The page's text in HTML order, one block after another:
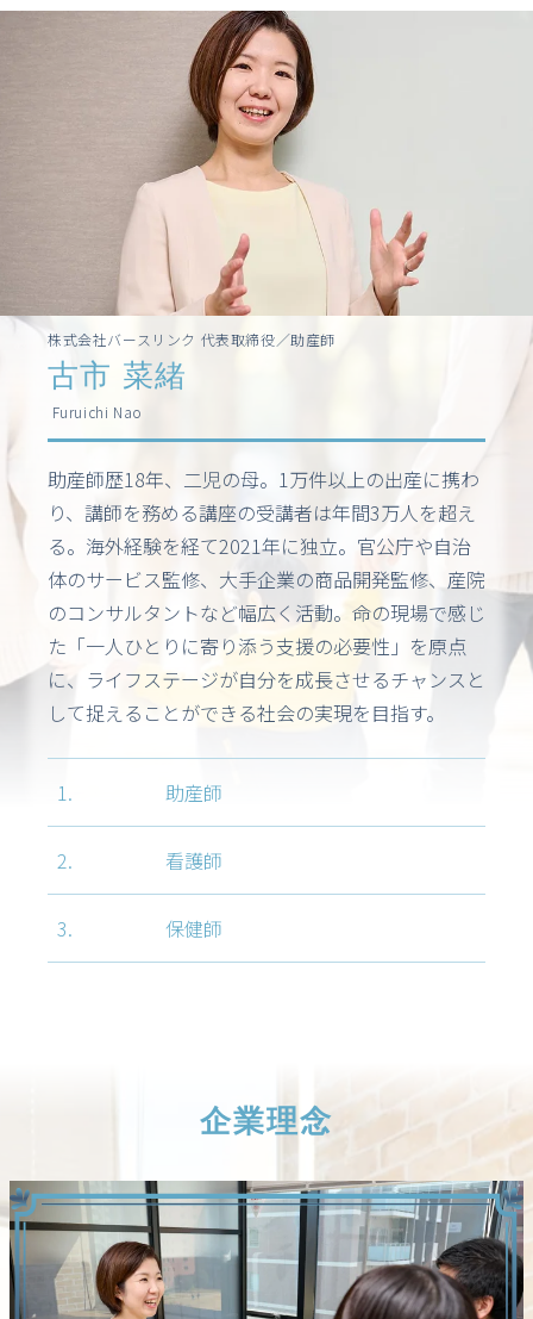
株式会社バースリンク 代表取締役／助産師
古市 菜緒
Furuichi Nao
助産師歴18年、二児の母。1万件以上の出産に携わ
り、講師を務める講座の受講者は年間3万人を超え
る。海外経験を経て2021年に独立。官公庁や自治
体のサービス監修、大手企業の商品開発監修、産院
のコンサルタントなど幅広く活動。命の現場で感じ
た「一人ひとりに寄り添う支援の必要性」を原点
に、ライフステージが自分を成長させるチャンスと
して捉えることができる社会の実現を目指す。
1. 助産師
2. 看護師
3. 保健師
企業理念